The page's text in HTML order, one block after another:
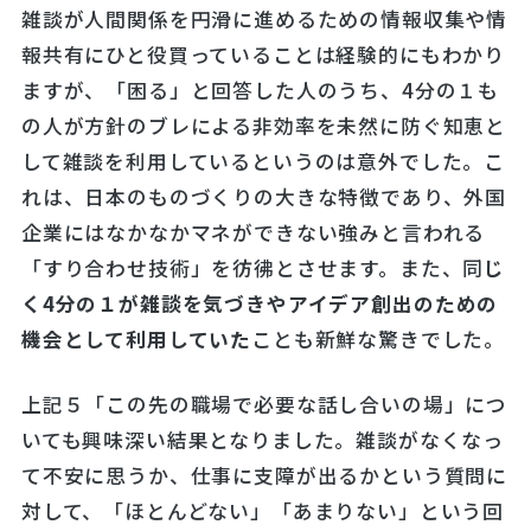
雑談が人間関係を円滑に進めるための情報収集や情
報共有にひと役買っていることは経験的にもわかり
ますが、「困る」と回答した人のうち、4分の１も
の人が方針のブレによる非効率を未然に防ぐ知恵と
して雑談を利用しているというのは意外でした。こ
れは、日本のものづくりの大きな特徴であり、外国
企業にはなかなかマネができない強みと言われる
「すり合わせ技術」を彷彿とさせます。また、同 じ
く 4分の１が雑談を気づきやアイデア創出のための
機会として利用していた ことも新鮮な驚きでした。
上記５「この先の職場で必要な話し合いの場」につ
いても興味深い結果となりました。雑談がなくなっ
て不安に思うか、仕事に支障が出るかという質問に
対して、「ほとんどない」「あまりない」という回